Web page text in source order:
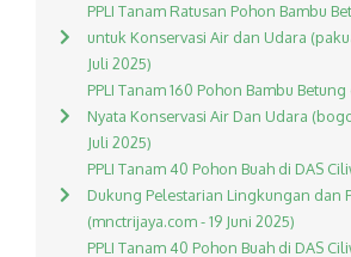
PPLI Tanam Ratusan Pohon Bambu
untuk Konservasi Air dan Udara
Juli 2025)
PPLI Tanam 160 Pohon Bambu
Nyata Konservasi Air Dan Udara
Juli 2025)
PPLI Tanam 40 Pohon Buah di DAS
Dukung Pelestarian Lingkungan dan
(mnctrijaya.com - 19 Juni 2025)
PPLI Tanam 40 Pohon Buah di DAS